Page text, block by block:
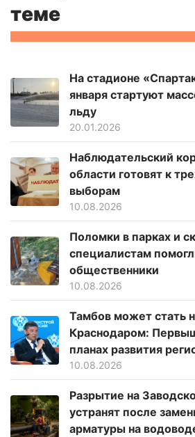
теме
На стадионе
января стартуют
льду
20.01.2026
Наблюдательский
области готовят к
выборам
10.08.2026
Поломки в парках и
специалистам
общественники
10.08.2026
Тамбов может стать
Краснодаром:
планах развития
10.08.2026
Разрытие на
устранят после
арматуры на